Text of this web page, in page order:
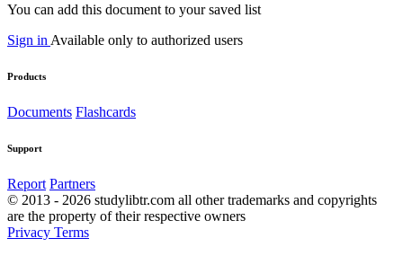
You can add this document to your saved list
Sign in Available only to authorized users
Products
Documents Flashcards
Support
Report Partners
© 2013 - 2026 studylibtr.com all other trademarks and copyrights
are the property of their respective owners
Privacy Terms